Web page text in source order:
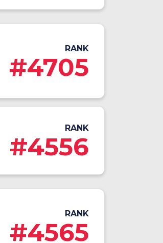
RANK
#4705
RANK
#4556
RANK
#4565